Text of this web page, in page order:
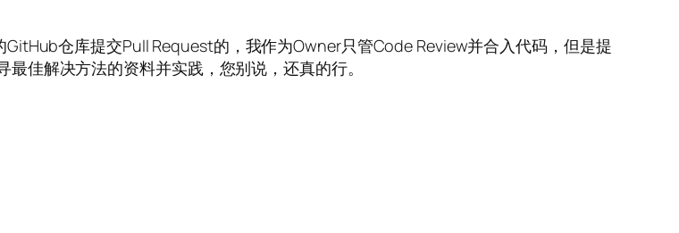
仓库提交Pull Request的，我作为Owner只管Code Review并合入代码，但是提
佳解决方法的资料并实践，您别说，还真的行。